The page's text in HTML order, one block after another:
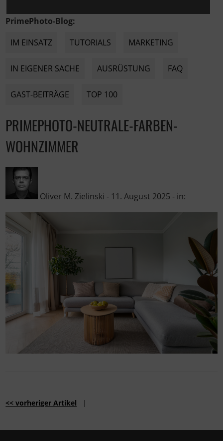
PrimePhoto-Blog:
IM EINSATZ
TUTORIALS MARKETING
IN EIGENER SACHE AUSRÜSTUNG FAQ
GAST-BEITRÄGE TOP 100
PRIMEPHOTO-NEUTRALE-FARBEN-
WOHNZIMMER
Oliver M. Zielinski - 11. August 2025 - in:
<< vorheriger Artikel |